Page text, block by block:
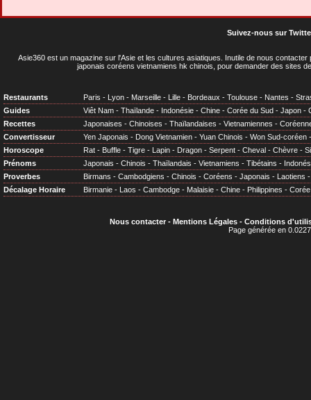
Suivez-nous sur
Asie360 est un magazine sur l'Asie et les cultures asiatiques . Inutile de nous
japonais coréens vietnamiens hk chinois, pour demander des sites
Restaurants Paris - Lyon - Marseille - Lille - Bordeaux - Toulouse - Nantes -
Guides
Viêt Nam - Thaïlande - Indonésie - Chine - Corée du Sud - Japon -
Recettes
Japonaises - Chinoises - Thaïlandaises - Vietnamiennes -
Convertisseur
Yen Japonais - Dong Vietnamien - Yuan Chinois - Won Sud-coréen
Horoscope
Rat - Buffle - Tigre - Lapin - Dragon - Serpent - Cheval - Chèvre -
Prénoms
Japonais - Chinois - Thaïlandais - Vietnamiens - Tibétains -
Proverbes
Birmans - Cambodgiens - Chinois - Coréens - Japonais - Laotiens
Décalage Horaire
Birmanie - Laos - Cambodge - Malaisie - Chine - Philippines - Corée
Nous contacter- Mentions Légales- Conditions
Page générée en